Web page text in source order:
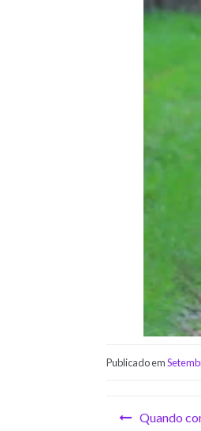
Publicado em
Quando